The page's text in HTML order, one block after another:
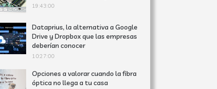
19:43:00
Dataprius, la alternativa a Google
Drive y Dropbox que las empresas
deberían conocer
10:27:00
Opciones a valorar cuando la fibra
óptica no llega a tu casa